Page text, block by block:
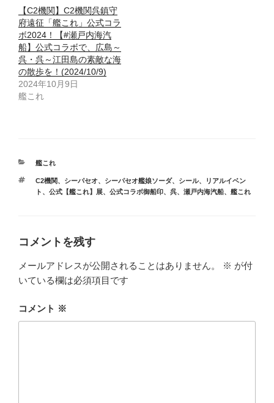
【C2機関】C2機関呉鎮守
府遠征「艦これ」公式コラ
ボ2024！【#瀬戸内海汽
船】公式コラボで、広島～
呉・呉～江田島の素敵な海
の散歩を！(2024/10/9)
2024年10月9日
艦これ
カ
ゴ
リ
艦これ
タ
グ
C2機関、 シーパセオ、 シーパセオ艦娘ソーダ、 シール、
リアルイベン
ト 、 公式【艦これ】展、 公式コラボ御船印、 呉、 瀬戸内海汽船、 艦これ
コメントを残す
メールアドレスが公開されることはありません。 ※ が付
いている欄は必須項目です
コメント ※